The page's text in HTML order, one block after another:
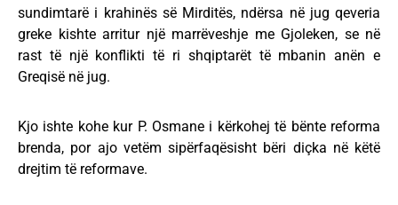
sundimtarë i krahinës së Mirditës, ndërsa në jug qeveria
greke kishte arritur një marrëveshje me Gjoleken, se në
rast të një konflikti të ri shqiptarët të mbanin anën e
Greqisë në jug.
Kjo ishte kohe kur P. Osmane i kërkohej të bënte reforma
brenda, por ajo vetëm sipërfaqësisht bëri diçka në këtë
drejtim të reformave.